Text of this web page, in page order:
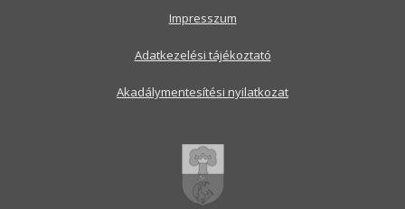
Impresszum
Adatkezelési tájékoztató
Akadálymentesítési nyilatkozat